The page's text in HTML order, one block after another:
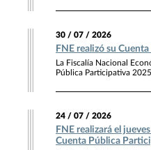
30 / 07 / 2026
FNE realizó su
La Fiscalía Nacional
Pública Participativa
24 / 07 / 2026
FNE realizará el
Cuenta Pública